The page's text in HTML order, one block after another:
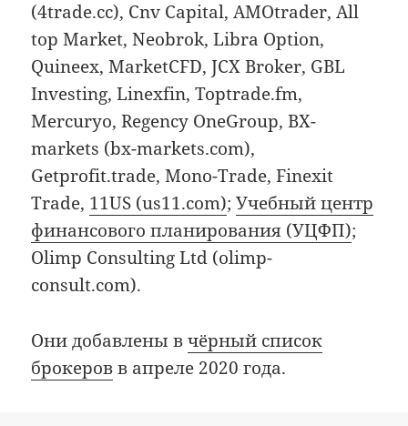
(4trade.cc), Cnv Capital, AMOtrader, All
top Market, Neobrok, Libra Option,
Quineex, MarketCFD, JCX Broker, GBL
Investing, Linexfin, Toptrade.fm,
Mercuryo, Regency OneGroup, BX-
markets (bx-markets.com),
Getprofit.trade, Mono-Trade, Finexit
Trade, 11US (us11.com);Учебный центр
финансового планирования (УЦФП);
Olimp Consulting Ltd (olimp-
consult.com).
Они добавлены вчёрный список
брокеровв апреле 2020 года.